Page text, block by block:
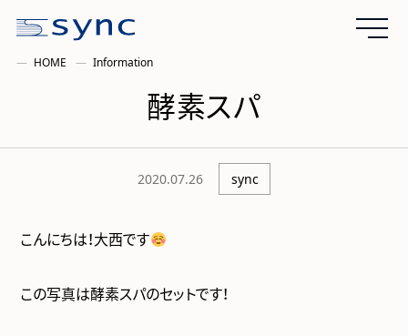
HOME Information
酵素スパ
2020.07.26 sync
こんにちは！大西です
この写真は酵素スパのセットです！